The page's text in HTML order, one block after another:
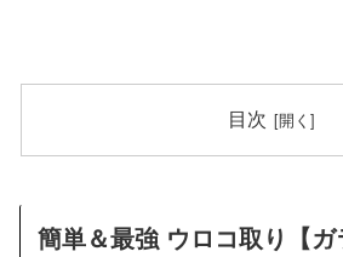
目次
簡単＆最強 ウロコ取り【ガ